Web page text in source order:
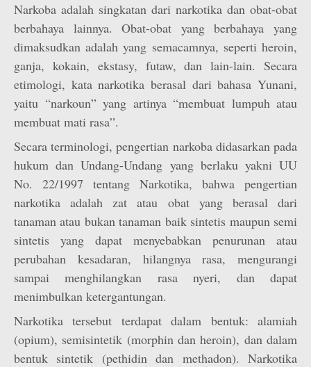
Narkoba adalah singkatan dari narkotika dan obat-obat
berbahaya lainnya. Obat-obat yang berbahaya yang
dimaksudkan adalah yang semacamnya, seperti heroin,
ganja, kokain, ekstasy, futaw, dan lain-lain. Secara
etimologi, kata narkotika berasal dari bahasa Yunani,
yaitu “narkoun” yang artinya “membuat lumpuh atau
membuat mati rasa”.
Secara terminologi, pengertian narkoba didasarkan pada
hukum dan Undang-Undang yang berlaku yakni UU
No. 22/1997 tentang Narkotika, bahwa pengertian
narkotika adalah zat atau obat yang berasal dari
tanaman atau bukan tanaman baik sintetis maupun semi
sintetis yang dapat menyebabkan penurunan atau
perubahan kesadaran, hilangnya rasa, mengurangi
sampai menghilangkan rasa nyeri, dan dapat
menimbulkan ketergantungan.
Narkotika tersebut terdapat dalam bentuk: alamiah
(opium), semisintetik (morphin dan heroin), dan dalam
bentuk sintetik (pethidin dan methadon). Narkotika